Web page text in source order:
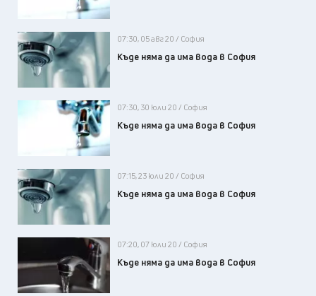
07:30, 05 авг 20 / София
Къде няма да има вода в София
07:30, 30 юли 20 / София
Къде няма да има вода в София
07:15, 23 юли 20 / София
Къде няма да има вода в София
07:20, 07 юли 20 / София
Къде няма да има вода в София